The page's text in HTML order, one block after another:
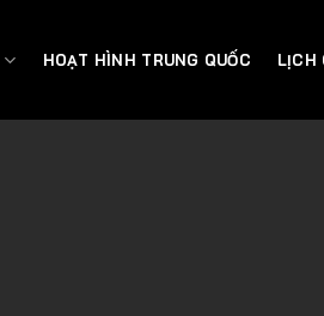
HOẠT HÌNH TRUNG QUỐC LỊCH